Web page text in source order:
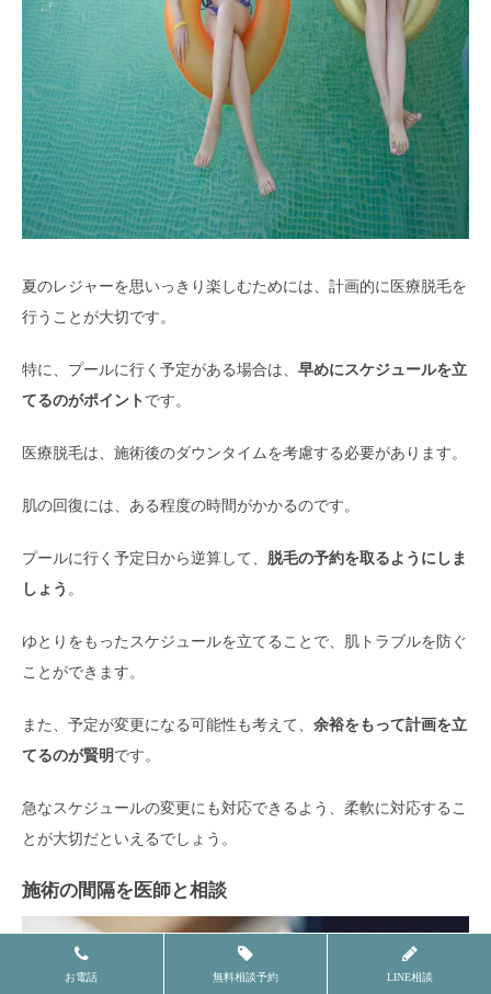
夏のレジャーを思いっきり楽しむためには、計画的に医療脱毛を
行うことが大切です。
特に、プールに行く予定がある場合は、 早めにスケジュールを立
てるのがポイント です。
医療脱毛は、施術後のダウンタイムを考慮する必要があります。
肌の回復には、ある程度の時間がかかるのです。
プールに行く予定日から逆算して、 脱毛の予約を取るようにしま
しょう 。
ゆとりをもったスケジュールを立てることで、肌トラブルを防ぐ
ことができます。
また、予定が変更になる可能性も考えて、 余裕をもって計画を立
てるのが賢明です。
急なスケジュールの変更にも対応できるよう、柔軟に対応するこ
とが大切だといえるでしょう。
施術の間隔を医師と相談
お電話 無料相談予約 LINE相談